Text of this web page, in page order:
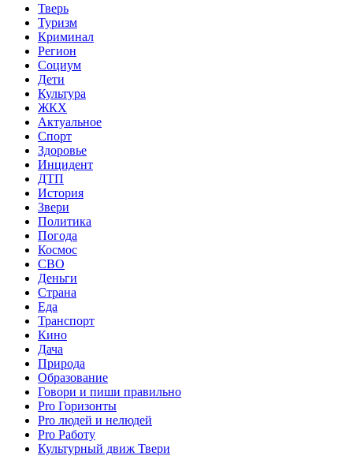
Тверь
Туризм
Криминал
Регион
Социум
Дети
Культура
ЖКХ
Актуальное
Спорт
Здоровье
Инцидент
ДТП
История
Звери
Политика
Погода
Космос
СВО
Деньги
Страна
Еда
Транспорт
Кино
Дача
Природа
Образование
Говори и пиши правильно
Pro Горизонты
Pro людей и нелюдей
Pro Работу
Культурный движ Твери